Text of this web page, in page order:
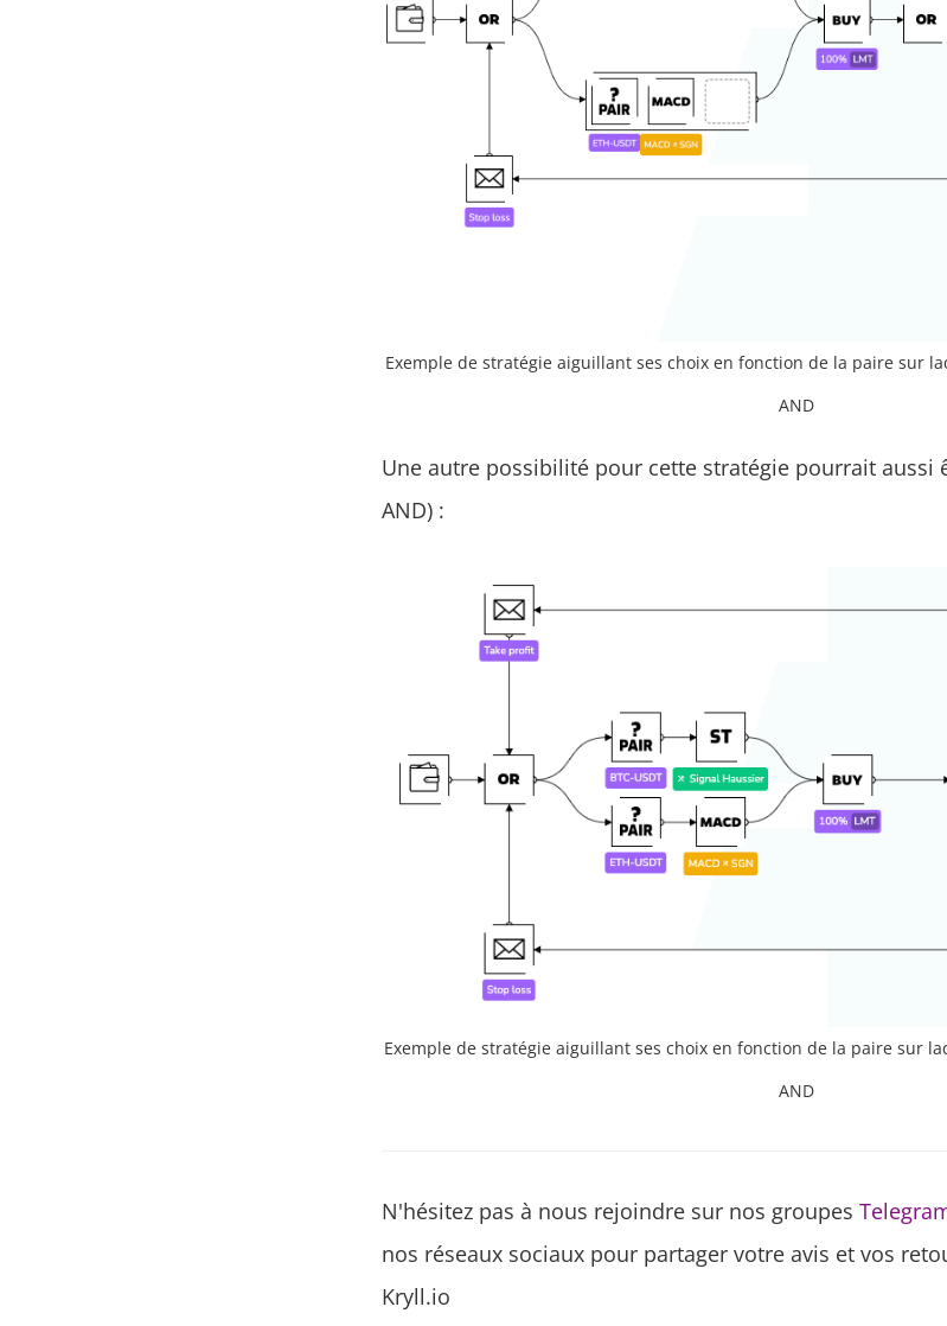
Exemple de stratégie aiguillant ses choix en fonction de la paire sur
AND
Une autre possibilité pour cette stratégie pourrait aussi
AND) :
Exemple de stratégie aiguillant ses choix en fonction de la paire sur
AND
N'hésitez pas à nous rejoindre sur nos groupes
nos réseaux sociaux pour partager votre avis et vos
Kryll.io